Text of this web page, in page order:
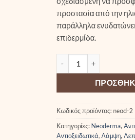
προστασία από την
παράλληλα ενυδατώνει
επιδερμίδα.
Κωδικός προϊόντος: neod-2
Κατηγορίες: Neoderma,
Αντιοξειδωτικά, Λάμψη,